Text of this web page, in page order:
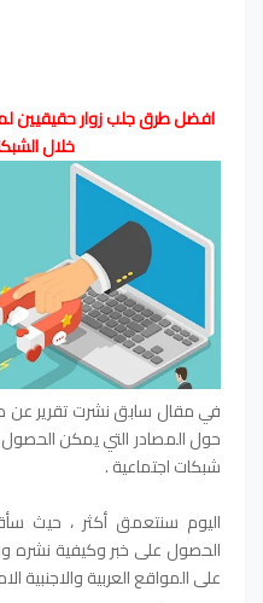
افضل طرق جلب زوار حقيقيين
خلال
حول المصادر التي يمكن الحصول
شبكات اجتماعية .
اليوم سنتعمق أكثر ، حيث
الحصول على خبر وكيفية نشره
على المواقع العربية والاجنبية